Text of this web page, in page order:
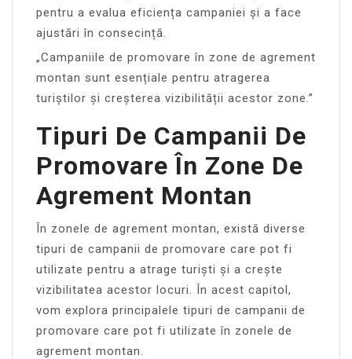
pentru a evalua eficiența campaniei și a face
ajustări în consecință.
„Campaniile de promovare în zone de agrement
montan sunt esențiale pentru atragerea
turiștilor și creșterea vizibilității acestor zone.”
Tipuri De Campanii De
Promovare În Zone De
Agrement Montan
În zonele de agrement montan, există diverse
tipuri de campanii de promovare care pot fi
utilizate pentru a atrage turiști și a crește
vizibilitatea acestor locuri. În acest capitol,
vom explora principalele tipuri de campanii de
promovare care pot fi utilizate în zonele de
agrement montan.